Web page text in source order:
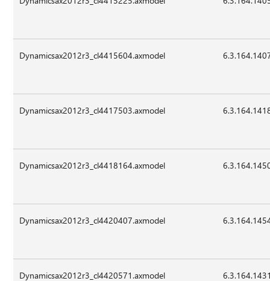
Dynamicsax2012r3_cl4415604.axmodel
Dynamicsax2012r3_cl4417503.axmodel
Dynamicsax2012r3_cl4418164.axmodel
Dynamicsax2012r3_cl4420407.axmodel
Dynamicsax2012r3_cl4420571.axmodel